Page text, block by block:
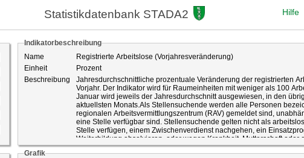
Statistikdatenbank STADA2 Hilfe
Indikatorbeschreibung
Name
Registrierte Arbeitslose (Vorjahresveränderung)
Einheit
Prozent
Beschreibung
Jahresdurchschnittliche prozentuale Veränderung der registrierten
Vorjahr. Der Indikator wird für Raumeinheiten mit weniger als 100
Januar wird jeweils der Jahresdurchschnitt ausgewiesen, in den
aktuellsten Monats.Als Stellensuchende werden alle Personen
regionalen Arbeitsvermittlungszentrum (RAV) gemeldet sind,
eine Stelle verfügbar sind. Stellensuchende gelten nicht als
Stelle verfügen, einem Zwischenverdienst nachgehen, ein
Weiterbildung absolvieren, oder wegen Krankheit, Mutterschaft oder
Dienstleistung keine Stelle antreten können.
Grafik